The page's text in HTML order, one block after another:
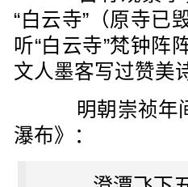
“白云寺”（原寺已
听“白云寺”梵钟阵
文人墨客写过
明朝崇祯年
瀑布》：